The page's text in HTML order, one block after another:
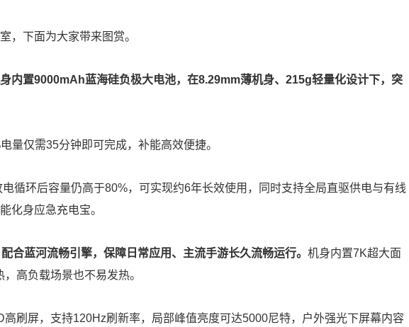
，下面为大家带来图赏。
内置9000mAh蓝海硅负极大电池，在8.29mm薄机身、215g轻量化设计下，突
量仅需35分钟即可完成，补能高效便捷。
循环后容量仍高于80%，可实现约6年长效使用，同时支持全局直驱供电与有线
化身应急充电宝。
合蓝河流畅引擎，保障日常应用、主流手游长久流畅运行。 机身内置7K超大面
高负载场景也不易发热。
刷屏，支持120Hz刷新率，局部峰值亮度可达5000尼特，户外强光下屏幕内容